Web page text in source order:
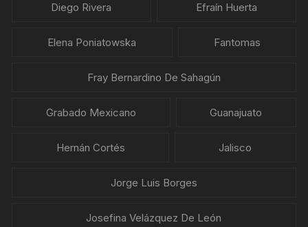
Diego Rivera Efraín Huerta
Elena Poniatowska Fantomas
Fray Bernardino De Sahagún
Grabado Mexicano Guanajuato
Hernán Cortés Jalisco
Jorge Luis Borges
Josefina Velázquez De León